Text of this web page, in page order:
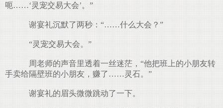
呃……‘灵宠交易大会’。”
谢宴礼沉默了两秒：“……什么大会？”
“灵宠交易大会。”
周老师的声音里透着一丝迷茫，“他把班上的小朋友转
手卖给隔壁班的小朋友，赚了……灵石。”
谢宴礼的眉头微微跳动了一下。